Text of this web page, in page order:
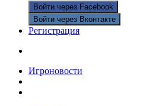
Войти через Facebook
Войти через Вконтакте
Регистрация
Игроновости